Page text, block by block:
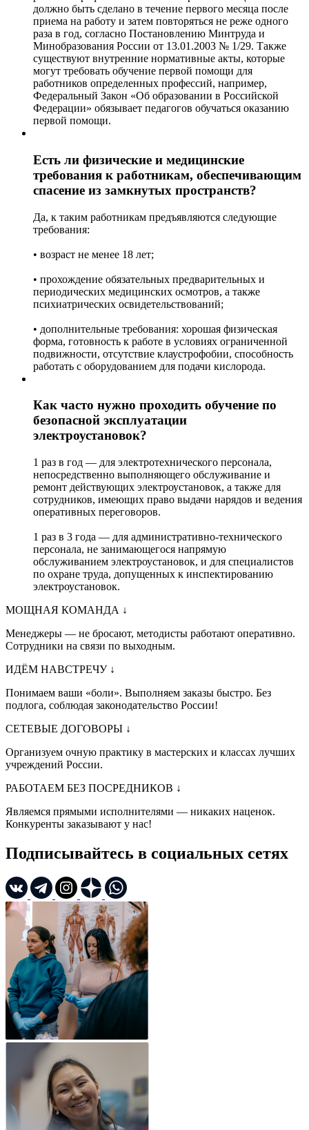
должно быть сделано в течение первого месяца после
приема на работу и затем повторяться не реже одного
раза в год, согласно Постановлению Минтруда и
Минобразования России от 13.01.2003 № 1/29. Также
существуют внутренние нормативные акты, которые
могут требовать обучение первой помощи для
работников определенных профессий, например,
Федеральный Закон «Об образовании в Российской
Федерации» обязывает педагогов обучаться оказанию
первой помощи.
Есть ли физические и медицинские
требования к работникам, обеспечивающим
спасение из замкнутых пространств?
Да, к таким работникам предъявляются следующие
требования:
• возраст не менее 18 лет;
• прохождение обязательных предварительных и
периодических медицинских осмотров, а также
психиатрических освидетельствований;
• дополнительные требования: хорошая физическая
форма, готовность к работе в условиях ограниченной
подвижности, отсутствие клаустрофобии, способность
работать с оборудованием для подачи кислорода.
Как часто нужно проходить обучение по
безопасной эксплуатации
электроустановок?
1 раз в год — для электротехнического персонала,
непосредственно выполняющего обслуживание и
ремонт действующих электроустановок, а также для
сотрудников, имеющих право выдачи нарядов и ведения
оперативных переговоров.
1 раз в 3 года — для административно-технического
персонала, не занимающегося напрямую
обслуживанием электроустановок, и для специалистов
по охране труда, допущенных к инспектированию
электроустановок.
МОЩНАЯ КОМАНДА ↓
Менеджеры — не бросают, методисты работают оперативно.
Сотрудники на связи по выходным.
ИДЁМ НАВСТРЕЧУ ↓
Понимаем ваши «боли». Выполняем заказы быстро. Без
подлога, соблюдая законодательство России!
СЕТЕВЫЕ ДОГОВОРЫ ↓
Организуем очную практику в мастерских и классах лучших
учреждений России.
РАБОТАЕМ БЕЗ ПОСРЕДНИКОВ ↓
Являемся прямыми исполнителями — никаких наценок.
Конкуренты заказывают у нас!
Подписывайтесь в социальных сетях